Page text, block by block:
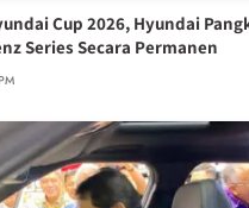
Cup 2026, Hyundai
Series Secara Permanen